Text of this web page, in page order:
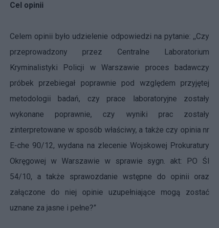
Cel opinii
Celem opinii było udzielenie odpowiedzi na pytanie: ,,Czy
przeprowadzony przez Centralne Laboratorium
Kryminalistyki Policji w Warszawie proces badawczy
próbek przebiegał poprawnie pod względem przyjętej
metodologii badań, czy prace laboratoryjne zostały
wykonane poprawnie, czy wyniki prac zostały
zinterpretowane w sposób właściwy, a także czy opinia nr
E-che 90/12, wydana na zlecenie Wojskowej Prokuratury
Okręgowej w Warszawie w sprawie sygn. akt: PO Śl
54/10, a także sprawozdanie wstępne do opinii oraz
załączone do niej opinie uzupełniające mogą zostać
uznane za jasne i pełne?”